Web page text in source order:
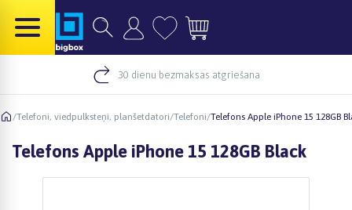
30 dienu bezmaksas atgriešana
/Telefoni, viedpulksteņi, planšetdatori/Telefoni/Telefons Apple iPhone 15 128GB
Telefons Apple iPhone 15 128GB Black